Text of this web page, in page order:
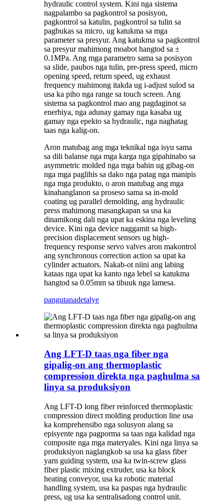
hydraulic control system. Kini nga sistema
nagpalambo sa pagkontrol sa posisyon,
pagkontrol sa katulin, pagkontrol sa tulin sa
pagbukas sa micro, ug katukma sa mga
parameter sa presyur. Ang katukma sa pagkontrol
sa presyur mahimong moabot hangtod sa ±
0.1MPa. Ang mga parametro sama sa posisyon
sa slide, paubos nga tulin, pre-press speed, micro
opening speed, return speed, ug exhaust
frequency mahimong itakda ug i-adjust sulod sa
usa ka piho nga range sa touch screen. Ang
sistema sa pagkontrol mao ang pagdaginot sa
enerhiya, nga adunay gamay nga kasaba ug
gamay nga epekto sa hydraulic, nga naghatag
taas nga kalig-on.
Aron matubag ang mga teknikal nga isyu sama
sa dili balanse nga mga karga nga gipahinabo sa
asymmetric molded nga mga bahin ug gibag-on
nga mga paglihis sa dako nga patag nga manipis
nga mga produkto, o aron matubag ang mga
kinahanglanon sa proseso sama sa in-mold
coating ug parallel demolding, ang hydraulic
press mahimong masangkapan sa usa ka
dinamikong dali nga upat ka eskina nga leveling
device. Kini nga device naggamit sa high-
precision displacement sensors ug high-
frequency response servo valves aron makontrol
ang synchronous correction action sa upat ka
cylinder actuators. Nakab-ot niini ang labing
kataas nga upat ka kanto nga lebel sa katukma
hangtod sa 0.05mm sa tibuuk nga lamesa.
pangutanadetalye
Ang LFT-D taas nga fiber nga
gipalig-on ang thermoplastic
compression direkta nga paghulma sa
linya sa produksiyon
Ang LFT-D long fiber reinforced thermoplastic
compression direct molding production line usa
ka komprehensibo nga solusyon alang sa
episyente nga pagporma sa taas nga kalidad nga
composite nga mga materyales. Kini nga linya sa
produksiyon naglangkob sa usa ka glass fiber
yarn guiding system, usa ka twin-screw glass
fiber plastic mixing extruder, usa ka block
heating conveyor, usa ka robotic material
handling system, usa ka paspas nga hydraulic
press, ug usa ka sentralisadong control unit.